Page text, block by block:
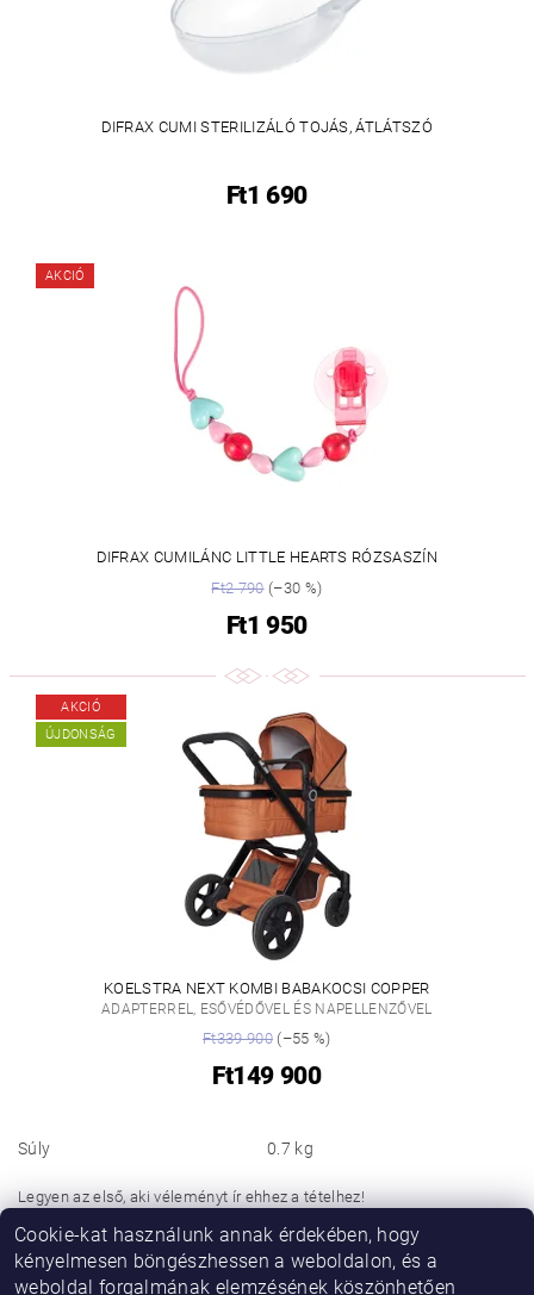
DIFRAX CUMI STERILIZÁLÓ TOJÁS, ÁTLÁTSZÓ
Ft1 690
AKCIÓ
DIFRAX CUMILÁNC LITTLE HEARTS RÓZSASZÍN
Ft2 790(–30 %)
Ft1 950
AKCIÓ
ÚJDONSÁG
KOELSTRA NEXT KOMBI BABAKOCSI COPPER
ADAPTERREL, ESŐVÉDŐVEL ÉS NAPELLENZŐVEL
Ft339 900(–55 %)
Ft149 900
Súly 0.7 kg
Legyen az első, aki véleményt ír ehhez a tételhez!
Hozzászólás hozzáadása
Cookie-kat használunk annak érdekében, hogy
kényelmesen böngészhessen a weboldalon, és a
weboldal forgalmának elemzésének köszönhetően